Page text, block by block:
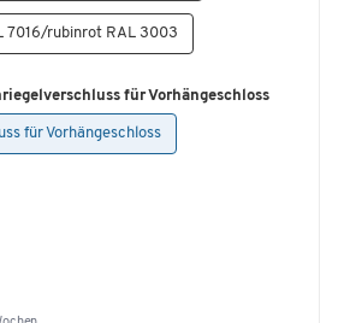
7016/rubinrot RAL 3003
für Vorhängeschloss
für Vorhängeschloss